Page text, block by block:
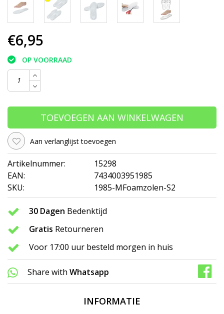
€6,95
OP VOORRAAD
TOEVOEGEN AAN WINKELWAGEN
Aan verlanglijst toevoegen
Artikelnummer:
15298
EAN:
7434003951985
SKU:
1985-MFoamzolen-S2
30 Dagen Bedenktijd
Gratis Retourneren
Voor 17:00 uur besteld morgen in huis
Share with Whatsapp
INFORMATIE